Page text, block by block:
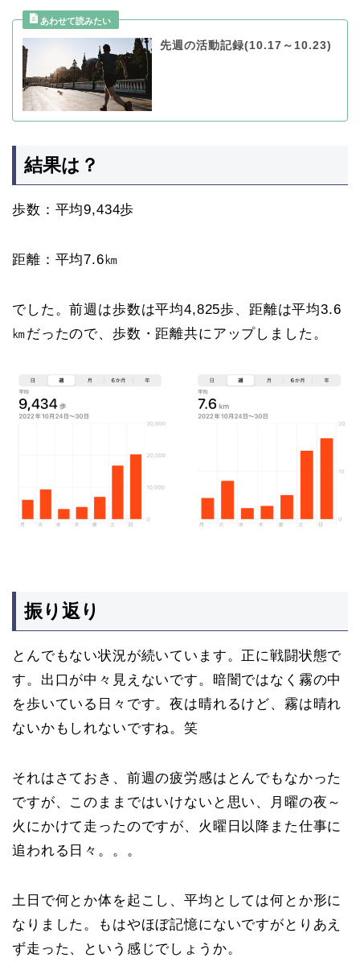
先週の活動記録(10.17～10.23)
結果は？
歩数：平均9,434歩
距離：平均7.6㎞
でした。前週は歩数は平均4,825歩、距離は平均3.6
㎞だったので、歩数・距離共にアップしました。
振り返り
とんでもない状況が続いています。正に戦闘状態で
す。出口が中々見えないです。暗闇ではなく霧の中
を歩いている日々です。夜は晴れるけど、霧は晴れ
ないかもしれないですね。笑
それはさておき、前週の疲労感はとんでもなかった
ですが、このままではいけないと思い、月曜の夜～
火にかけて走ったのですが、火曜日以降また仕事に
追われる日々。。。
土日で何とか体を起こし、平均としては何とか形に
なりました。もはやほぼ記憶にないですがとりあえ
ず走った、という感じでしょうか。